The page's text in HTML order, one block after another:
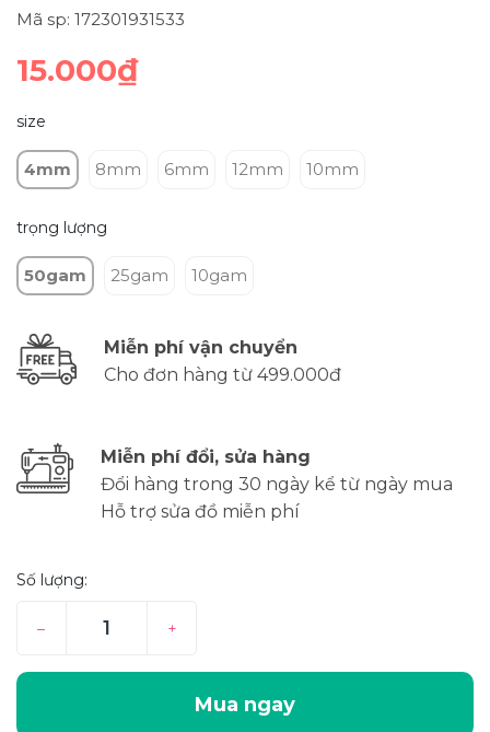
Mã sp: 172301931533
15.000₫
size
4mm 8mm 6mm 12mm 10mm
trọng lượng
50gam 25gam 10gam
Miễn phí vận chuyển
Cho đơn hàng từ 499.000đ
Miễn phí đổi, sửa hàng
Đổi hàng trong 30 ngày kể từ ngày mua
Hỗ trợ sửa đồ miễn phí
Số lượng:
– +
Mua ngay